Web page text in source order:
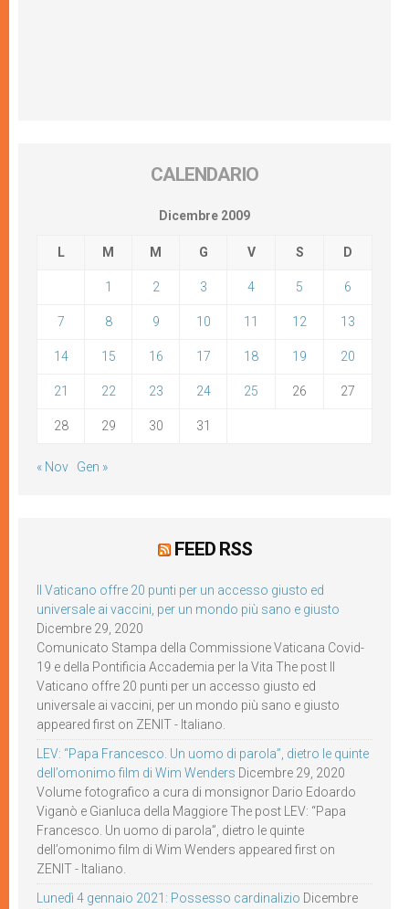
CALENDARIO
Dicembre 2009
L M M G V S D
1 2 3 4 5 6
7 8 9 10 11 12 13
14 15 16 17 18 19 20
21 22 23 24 25 26 27
28 29 30 31
« Nov Gen »
FEED RSS
Il Vaticano offre 20 punti per un accesso giusto ed
universale ai vaccini, per un mondo più sano e giusto
Dicembre 29, 2020
Comunicato Stampa della Commissione Vaticana Covid-
19 e della Pontificia Accademia per la Vita The post Il
Vaticano offre 20 punti per un accesso giusto ed
universale ai vaccini, per un mondo più sano e giusto
appeared first on ZENIT - Italiano.
LEV: “Papa Francesco. Un uomo di parola”, dietro le quinte
dell’omonimo film di Wim Wenders Dicembre 29, 2020
Volume fotografico a cura di monsignor Dario Edoardo
Viganò e Gianluca della Maggiore The post LEV: “Papa
Francesco. Un uomo di parola”, dietro le quinte
dell’omonimo film di Wim Wenders appeared first on
ZENIT - Italiano.
Lunedì 4 gennaio 2021: Possesso cardinalizio Dicembre